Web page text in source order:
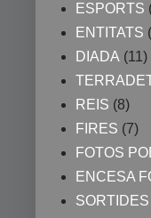
ESPORTS
ENTITATS
DIADA (11)
REIS (8)
FIRES (7)
FOTOS
ENCESA
SORTIDES